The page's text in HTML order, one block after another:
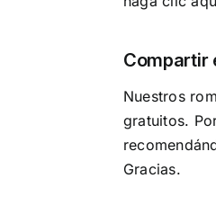
Compartir
Nuestros
gratuitos.
Gracias.